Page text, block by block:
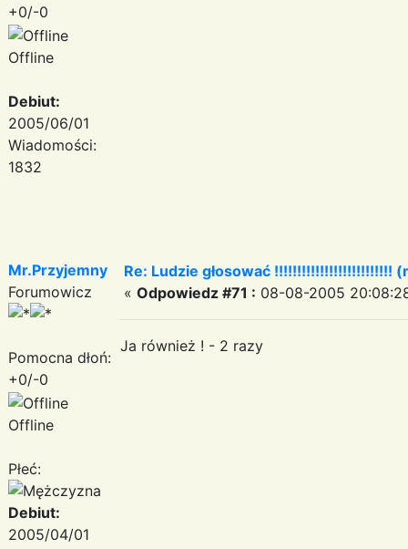
+0/-0
Offline
Debiut:
2005/06/01
Wiadomości:
1832
Mr.Przyjemny
Forumowicz
Pomocna dłoń:
+0/-0
Offline
Płeć:
Debiut:
2005/04/01
Re: Ludzie głosować !!!!!!!!!!!!!!!!!!!!!!!!!!
« Odpowiedz #71 : 08-08-2005
Ja również ! - 2 razy